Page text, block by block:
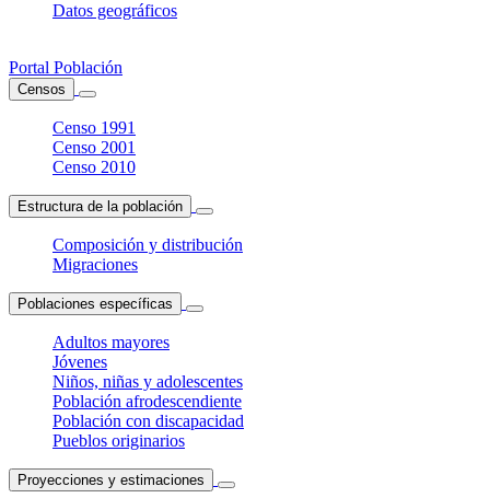
Datos geográficos
Portal Población
Censos
Censo 1991
Censo 2001
Censo 2010
Estructura de la población
Composición y distribución
Migraciones
Poblaciones específicas
Adultos mayores
Jóvenes
Niños, niñas y adolescentes
Población afrodescendiente
Población con discapacidad
Pueblos originarios
Proyecciones y estimaciones